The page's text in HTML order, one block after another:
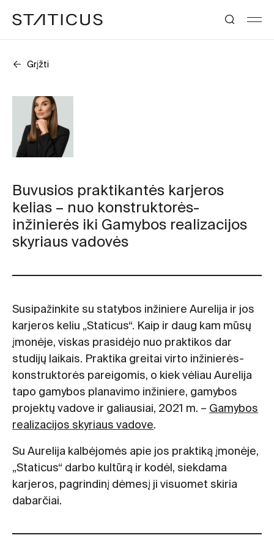
Grįžti
Buvusios praktikantės karjeros
kelias – nuo konstruktorės-
inžinierės iki Gamybos realizacijos
skyriaus vadovės
Susipažinkite su statybos inžiniere Aurelija ir jos
karjeros keliu „Staticus“. Kaip ir daug kam mūsų
įmonėje, viskas prasidėjo nuo praktikos dar
studijų laikais. Praktika greitai virto inžinierės-
konstruktorės pareigomis, o kiek vėliau Aurelija
tapo gamybos planavimo inžiniere, gamybos
projektų vadove ir galiausiai, 2021 m. – Gamybos
realizacijos skyriaus vadove.
Su Aurelija kalbėjomės apie jos praktiką įmonėje,
„Staticus“ darbo kultūrą ir kodėl, siekdama
karjeros, pagrindinį dėmesį ji visuomet skiria
dabarčiai.